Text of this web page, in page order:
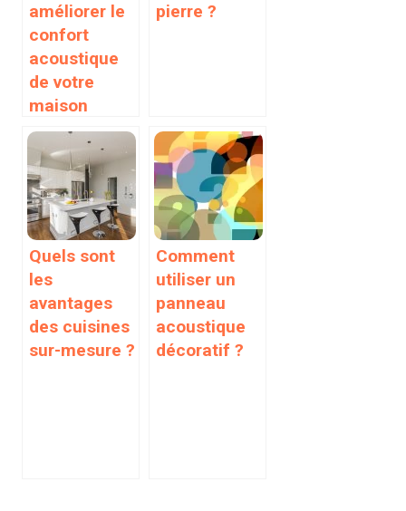
améliorer le
confort
acoustique
de votre
maison
pierre ?
Quels sont
les
avantages
des cuisines
sur-mesure ?
Comment
utiliser un
panneau
acoustique
décoratif ?